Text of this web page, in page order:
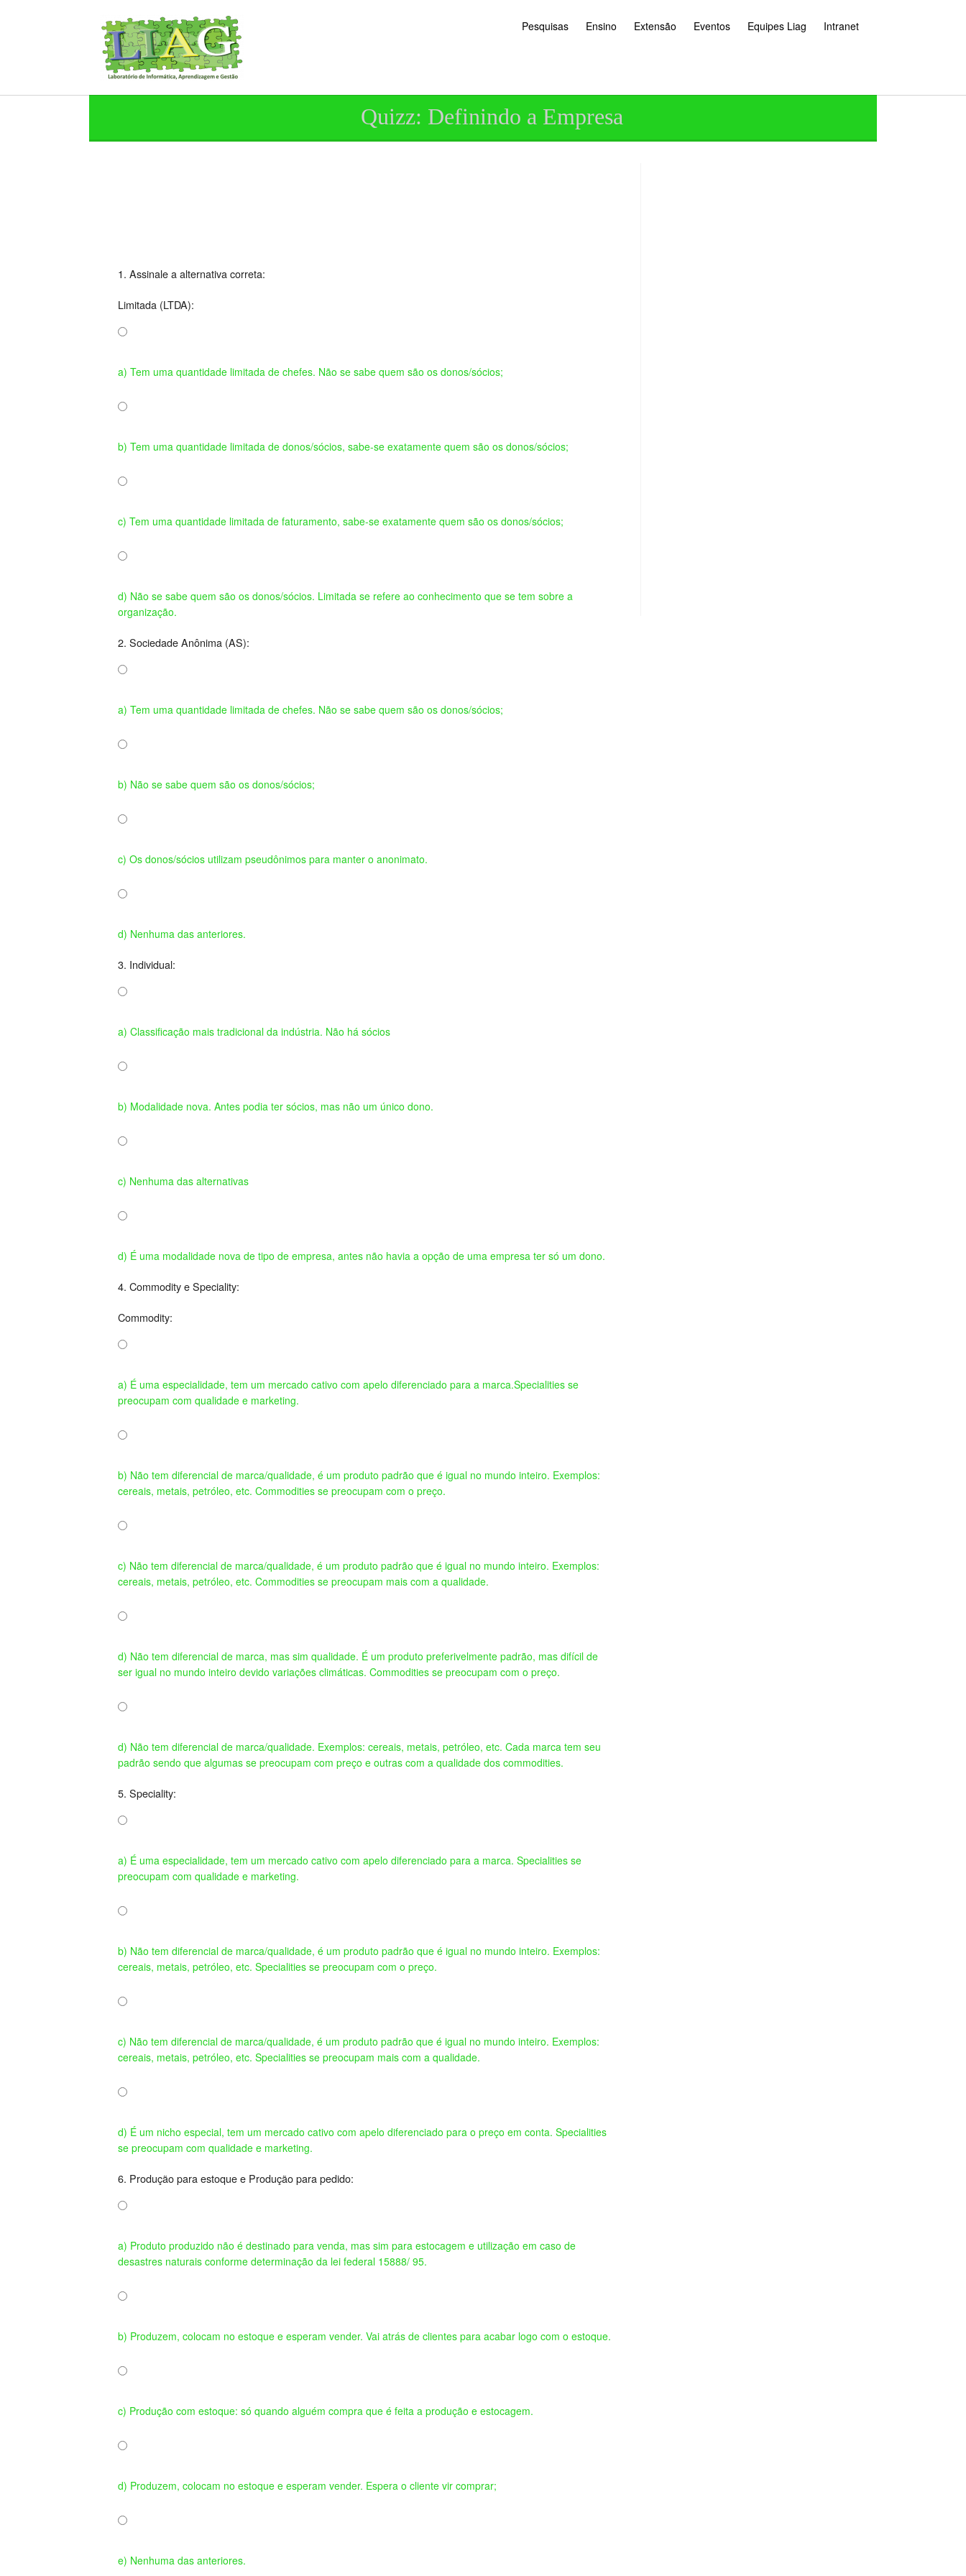
Pesquisas Ensino Extensão Eventos Equipes Liag Intranet
Quizz: Definindo a Empresa
1. Assinale a alternativa correta:
Limitada (LTDA):
a) Tem uma quantidade limitada de chefes. Não se sabe quem são os donos/sócios;
b) Tem uma quantidade limitada de donos/sócios, sabe-se exatamente quem são os donos/sócios;
c) Tem uma quantidade limitada de faturamento, sabe-se exatamente quem são os donos/sócios;
d) Não se sabe quem são os donos/sócios. Limitada se refere ao conhecimento que se tem sobre a
organização.
2. Sociedade Anônima (AS):
a) Tem uma quantidade limitada de chefes. Não se sabe quem são os donos/sócios;
b) Não se sabe quem são os donos/sócios;
c) Os donos/sócios utilizam pseudônimos para manter o anonimato.
d) Nenhuma das anteriores.
3. Individual:
a) Classificação mais tradicional da indústria. Não há sócios
b) Modalidade nova. Antes podia ter sócios, mas não um único dono.
c) Nenhuma das alternativas
d) É uma modalidade nova de tipo de empresa, antes não havia a opção de uma empresa ter só um dono.
4. Commodity e Speciality:
Commodity:
a) É uma especialidade, tem um mercado cativo com apelo diferenciado para a marca.Specialities se
preocupam com qualidade e marketing.
b) Não tem diferencial de marca/qualidade, é um produto padrão que é igual no mundo inteiro. Exemplos:
cereais, metais, petróleo, etc. Commodities se preocupam com o preço.
c) Não tem diferencial de marca/qualidade, é um produto padrão que é igual no mundo inteiro. Exemplos:
cereais, metais, petróleo, etc. Commodities se preocupam mais com a qualidade.
d) Não tem diferencial de marca, mas sim qualidade. É um produto preferivelmente padrão, mas difícil de
ser igual no mundo inteiro devido variações climáticas. Commodities se preocupam com o preço.
d) Não tem diferencial de marca/qualidade. Exemplos: cereais, metais, petróleo, etc. Cada marca tem seu
padrão sendo que algumas se preocupam com preço e outras com a qualidade dos commodities.
5. Speciality:
a) É uma especialidade, tem um mercado cativo com apelo diferenciado para a marca. Specialities se
preocupam com qualidade e marketing.
b) Não tem diferencial de marca/qualidade, é um produto padrão que é igual no mundo inteiro. Exemplos:
cereais, metais, petróleo, etc. Specialities se preocupam com o preço.
c) Não tem diferencial de marca/qualidade, é um produto padrão que é igual no mundo inteiro. Exemplos:
cereais, metais, petróleo, etc. Specialities se preocupam mais com a qualidade.
d) É um nicho especial, tem um mercado cativo com apelo diferenciado para o preço em conta. Specialities
se preocupam com qualidade e marketing.
6. Produção para estoque e Produção para pedido:
a) Produto produzido não é destinado para venda, mas sim para estocagem e utilização em caso de
desastres naturais conforme determinação da lei federal 15888/ 95.
b) Produzem, colocam no estoque e esperam vender. Vai atrás de clientes para acabar logo com o estoque.
c) Produção com estoque: só quando alguém compra que é feita a produção e estocagem.
d) Produzem, colocam no estoque e esperam vender. Espera o cliente vir comprar;
e) Nenhuma das anteriores.